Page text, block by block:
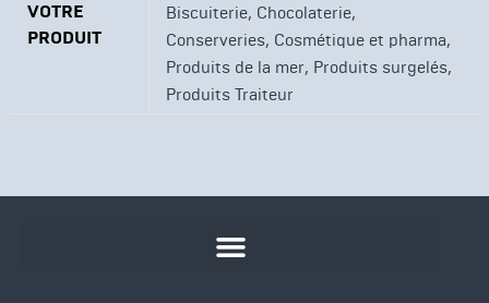
VOTRE
PRODUIT
Biscuiterie, Chocolaterie,
Conserveries, Cosmétique et pharma,
Produits de la mer, Produits surgelés,
Produits Traiteur